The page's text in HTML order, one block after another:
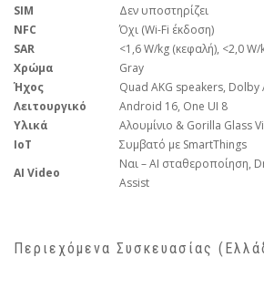
SIM
Δεν υποστηρίζει
NFC
Όχι (Wi-Fi έκδοση)
SAR
<1,6 W/kg (κεφαλή), <2,0
Χρώμα
Gray
Ήχος
Quad AKG speakers, Dolby
Λειτουργικό
Android 16, One UI 8
Υλικά
Αλουμίνιο & Gorilla Glass
IoT
Συμβατό με SmartThings
AI Video
Ναι – AI σταθεροποίηση,
Assist
Περιεχόμενα Συσκευασίας